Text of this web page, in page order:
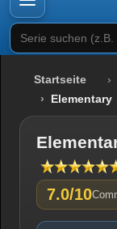
Serie suchen (z.B.
Startseite
Elementary
7.0/10